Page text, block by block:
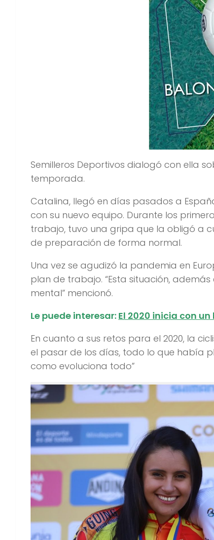
Semilleros Deportivos dialogó con ella
temporada.
Catalina, llegó en días pasados a
con su nuevo equipo. Durante los
trabajo, tuvo una gripa que la obligó a
de preparación de forma normal.
Una vez se agudizó la pandemia en
plan de trabajo. “Esta situación,
mental” mencionó.
Le puede interesar: El 2020 inicia con
En cuanto a sus retos para el 2020, la
el pasar de los días, todo lo que había
como evoluciona todo”